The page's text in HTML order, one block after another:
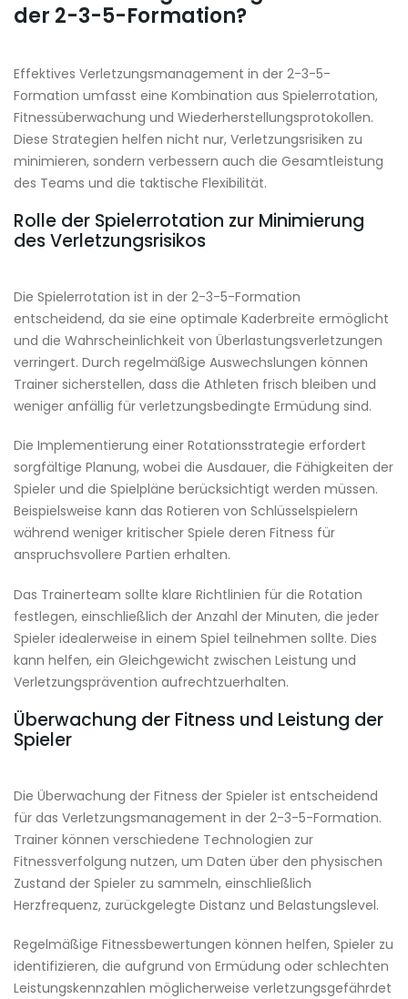
der 2-3-5-Formation?
Effektives Verletzungsmanagement in der 2-3-5-
Formation umfasst eine Kombination aus Spielerrotation,
Fitnessüberwachung und Wiederherstellungsprotokollen.
Diese Strategien helfen nicht nur, Verletzungsrisiken zu
minimieren, sondern verbessern auch die Gesamtleistung
des Teams und die taktische Flexibilität.
Rolle der Spielerrotation zur Minimierung
des Verletzungsrisikos
Die Spielerrotation ist in der 2-3-5-Formation
entscheidend, da sie eine optimale Kaderbreite ermöglicht
und die Wahrscheinlichkeit von Überlastungsverletzungen
verringert. Durch regelmäßige Auswechslungen können
Trainer sicherstellen, dass die Athleten frisch bleiben und
weniger anfällig für verletzungsbedingte Ermüdung sind.
Die Implementierung einer Rotationsstrategie erfordert
sorgfältige Planung, wobei die Ausdauer, die Fähigkeiten der
Spieler und die Spielpläne berücksichtigt werden müssen.
Beispielsweise kann das Rotieren von Schlüsselspielern
während weniger kritischer Spiele deren Fitness für
anspruchsvollere Partien erhalten.
Das Trainerteam sollte klare Richtlinien für die Rotation
festlegen, einschließlich der Anzahl der Minuten, die jeder
Spieler idealerweise in einem Spiel teilnehmen sollte. Dies
kann helfen, ein Gleichgewicht zwischen Leistung und
Verletzungsprävention aufrechtzuerhalten.
Überwachung der Fitness und Leistung der
Spieler
Die Überwachung der Fitness der Spieler ist entscheidend
für das Verletzungsmanagement in der 2-3-5-Formation.
Trainer können verschiedene Technologien zur
Fitnessverfolgung nutzen, um Daten über den physischen
Zustand der Spieler zu sammeln, einschließlich
Herzfrequenz, zurückgelegte Distanz und Belastungslevel.
Regelmäßige Fitnessbewertungen können helfen, Spieler zu
identifizieren, die aufgrund von Ermüdung oder schlechten
Leistungskennzahlen möglicherweise verletzungsgefährdet